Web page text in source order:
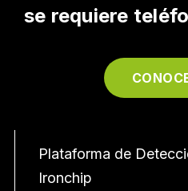
se requiere
Plataforma de
Ironchip